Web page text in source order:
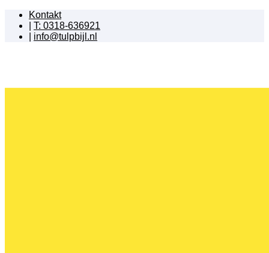
Kontakt
T: 0318-636921
info@tulpbijl.nl